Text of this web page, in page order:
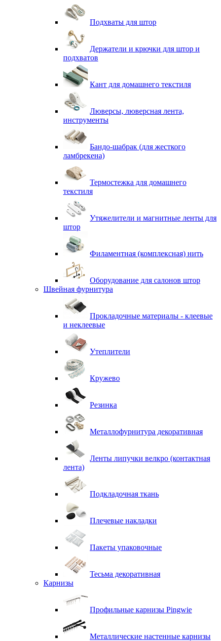
Подхваты для штор
Держатели и крючки для штор и
подхватов
Кант для домашнего текстиля
Люверсы, люверсная лента,
инструменты
Бандо-шабрак (для жесткого
ламбрекена)
Термостежка для домашнего
текстиля
Утяжелители и магнитные ленты для
штор
Филаментная (комплексная) нить
Оборудование для салонов штор
Швейная фурнитура
Прокладочные материалы - клеевые
и неклеевые
Утеплители
Кружево
Резинка
Металлофурнитура декоративная
Ленты липучки велкро (контактная
лента)
Подкладочная ткань
Плечевые накладки
Пакеты упаковочные
Тесьма декоративная
Карнизы
Профильные карнизы Pingwie
Металлические настенные карнизы